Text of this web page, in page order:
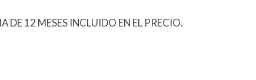
DE 12 MESES INCLUIDO EN EL PRECIO.